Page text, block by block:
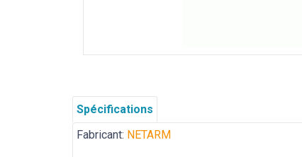
Spécifications
Fabricant: NETARM